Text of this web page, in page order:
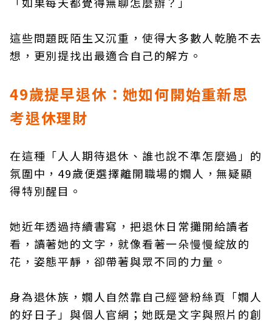
這些問題既陌生又沉重，使得大多數人乾脆不去
想，更別提找出最適合自己的解方。
49歲提早退休：她如何開始重新思
考退休理財
在這種「人人期待退休、誰也說不準怎麼過」的
氛圍中，49歲便選擇離開職場的嫺人，無疑顯
得特別醒目。
她近年透過持續書寫，把退休日常攤開給讀者
看，讀著她的文字，就像看著一朵慢慢綻放的
花，姿態平靜，卻帶著與眾不同的力量。
身為退休族，嫺人自然靠自己經營粉絲頁「嫺人
的好日子」與個人官網；她既是文字與照片的創